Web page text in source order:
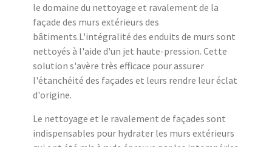
le domaine du nettoyage et ravalement de la
façade des murs extérieurs des
bâtiments.L'intégralité des enduits de murs sont
nettoyés à l'aide d'un jet haute-pression. Cette
solution s'avère très efficace pour assurer
l'étanchéité des façades et leurs rendre leur éclat
d'origine.
Le nettoyage et le ravalement de façades sont
indispensables pour hydrater les murs extérieurs